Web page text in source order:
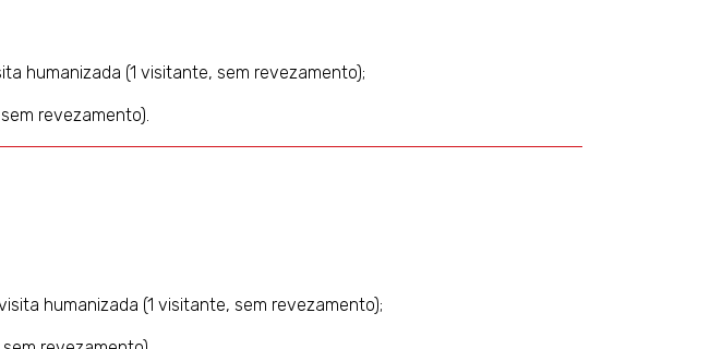
humanizada (1 visitante, sem revezamento);
revezamento).
humanizada (1 visitante, sem revezamento);